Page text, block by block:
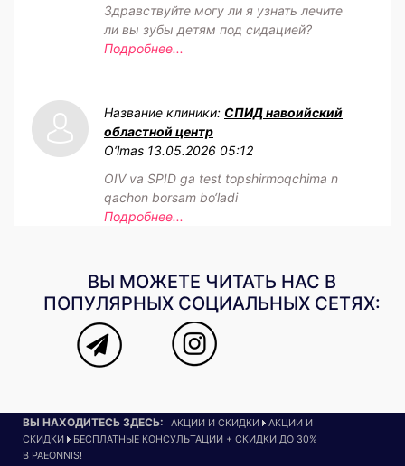
Здравствуйте могу ли я узнать лечите
ли вы зубы детям под сидацией?
Подробнее...
Название клиники: СПИД навоийский
областной центр
O‘lmas 13.05.2026 05:12
OIV va SPID ga test topshirmoqchima n
qachon borsam bo‘ladi
Подробнее...
ВЫ МОЖЕТЕ ЧИТАТЬ НАС В
ПОПУЛЯРНЫХ СОЦИАЛЬНЫХ СЕТЯХ:
ВЫ НАХОДИТЕСЬ ЗДЕСЬ: АКЦИИ И СКИДКИ
АКЦИИ И
СКИДКИ
БЕСПЛАТНЫЕ КОНСУЛЬТАЦИИ + СКИДКИ ДО 30%
В PAEONNIS!